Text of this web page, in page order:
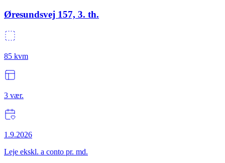
Øresundsvej 157, 3. th.
85 kvm
3 vær.
1.9.2026
Leje ekskl. a conto pr. md.